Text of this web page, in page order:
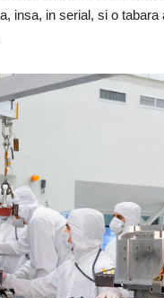
insa, in serial, si o tabara